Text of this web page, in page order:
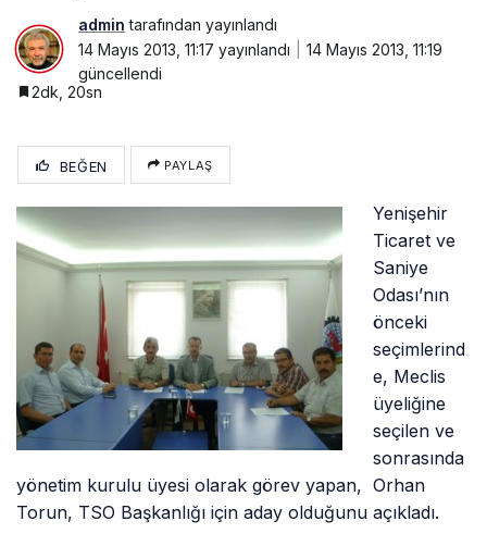
admin tarafından yayınlandı
14 Mayıs 2013, 11:17 yayınlandı
14 Mayıs 2013, 11:19
güncellendi
2dk, 20sn
BEĞEN PAYLAŞ
Yenişehir
Ticaret ve
Saniye
Odası’nın
önceki
seçimlerind
e, Meclis
üyeliğine
seçilen ve
sonrasında
yönetim kurulu üyesi olarak görev yapan, Orhan
Torun, TSO Başkanlığı için aday olduğunu açıkladı.